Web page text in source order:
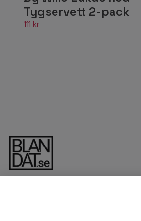
Tygservett 2-pack
111 kr